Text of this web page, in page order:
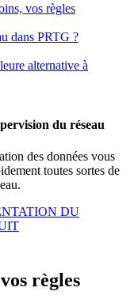
vos règles
dans PRTG ?
alternative à
du réseau
des données vous
toutes sortes de
DU
règles